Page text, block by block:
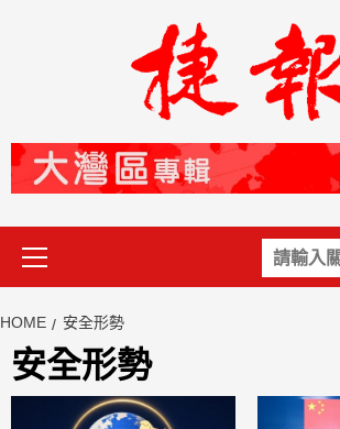
關
鍵
Primary
Menu
HOME 安全形勢
安全形勢